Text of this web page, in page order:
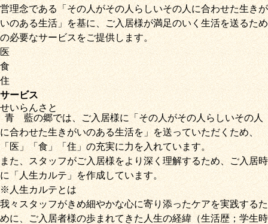
営理念である「その人がその人らしいその人に合わせた生きが
いのある生活」を基に、ご入居様が満足のいく生活を送るため
の必要なサービスをご提供します。
医
食
住
サービス
青藍
せいらん
の郷
さと
では、ご入居様に「その人がその人らしいその人
に合わせた生きがいのある生活を」を送っていただくため、
「医」 「食」「住」の充実に力を入れています。
また、スタッフがご入居様をより深く理解するため、ご入居時
に「人生カルテ」を作成しています。
※人生カルテとは
我々スタッフがきめ細やかな心に寄り添ったケアを実践するた
めに、ご入居者様の歩まれてきた人生の経緯（生活歴；学生時